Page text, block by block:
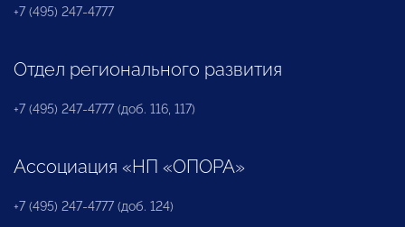
+7 (495) 247-4777
Отдел регионального развития
+7 (495) 247-4777 (доб. 116, 117)
Ассоциация «НП «ОПОРА»
+7 (495) 247-4777 (доб. 124)